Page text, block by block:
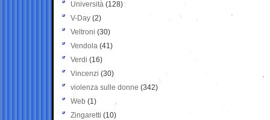
Università (128)
V-Day (2)
Veltroni (30)
Vendola (41)
Verdi (16)
Vincenzi (30)
violenza sulle donne (342)
Web (1)
Zingaretti (10)